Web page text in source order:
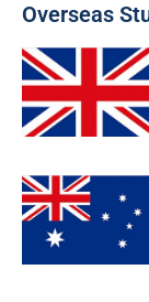
Overseas